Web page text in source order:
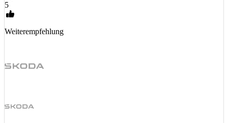
5
Weiterempfehlung